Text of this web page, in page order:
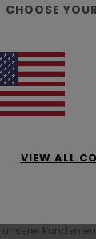
unserer Kunden
CHOOSE
VIEW ALL